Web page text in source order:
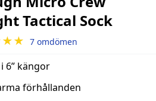
Tactical Sock
7 omdömen
6” kängor
förhållanden